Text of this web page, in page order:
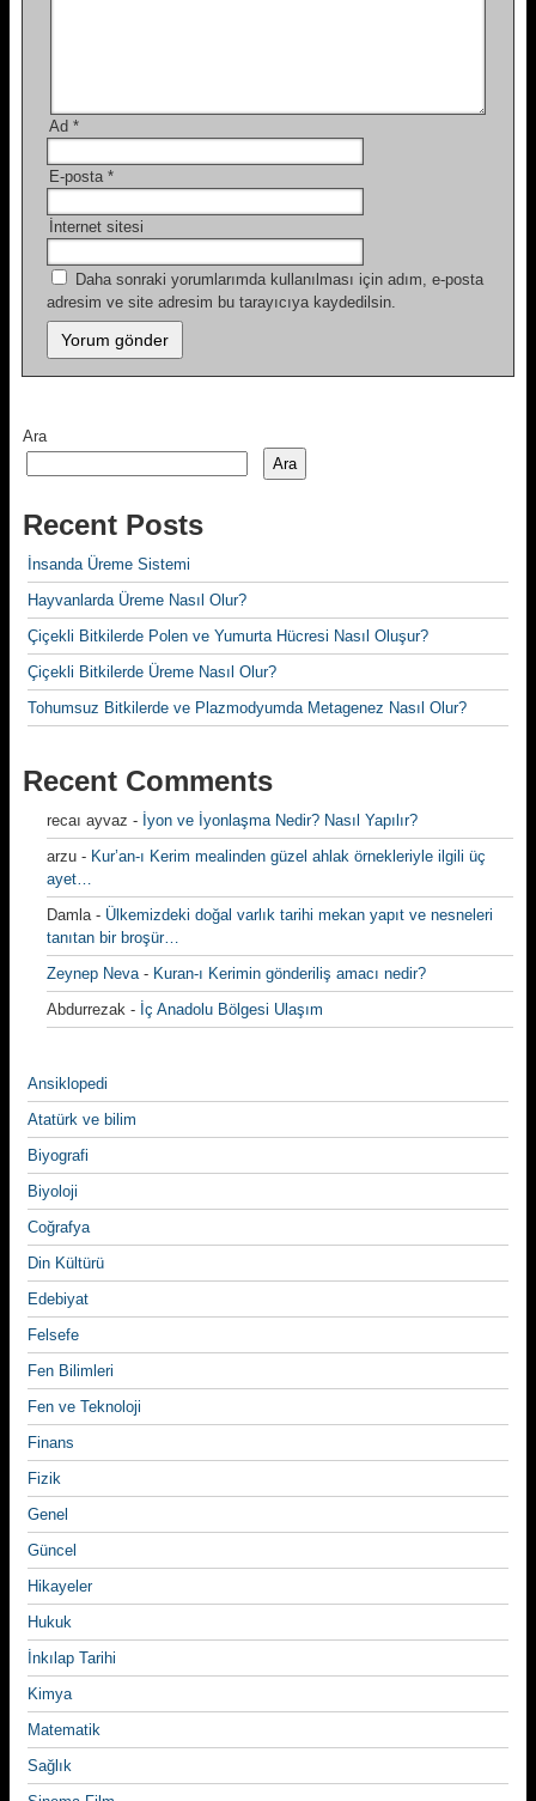
Ad *
E-posta *
İnternet sitesi
Daha sonraki yorumlarımda kullanılması için adım, e-posta
adresim ve site adresim bu tarayıcıya kaydedilsin.
Ara
Ara
Recent Posts
İnsanda Üreme Sistemi
Hayvanlarda Üreme Nasıl Olur?
Çiçekli Bitkilerde Polen ve Yumurta Hücresi Nasıl Oluşur?
Çiçekli Bitkilerde Üreme Nasıl Olur?
Tohumsuz Bitkilerde ve Plazmodyumda Metagenez Nasıl Olur?
Recent Comments
recaı ayvaz - İyon ve İyonlaşma Nedir? Nasıl Yapılır?
arzu - Kur’an-ı Kerim mealinden güzel ahlak örnekleriyle ilgili üç
ayet…
Damla- Ülkemizdeki doğal varlık tarihi mekan yapıt ve nesneleri
tanıtan bir broşür…
Zeynep Neva- Kuran-ı Kerimin gönderiliş amacı nedir?
Abdurrezak - İç Anadolu Bölgesi Ulaşım
Ansiklopedi
Atatürk ve bilim
Biyografi
Biyoloji
Coğrafya
Din Kültürü
Edebiyat
Felsefe
Fen Bilimleri
Fen ve Teknoloji
Finans
Fizik
Genel
Güncel
Hikayeler
Hukuk
İnkılap Tarihi
Kimya
Matematik
Sağlık